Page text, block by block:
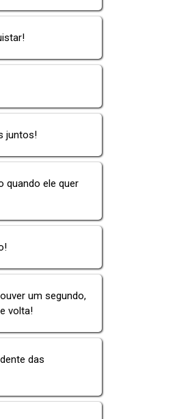
juntos!
quando ele quer
um segundo,
volta!
das